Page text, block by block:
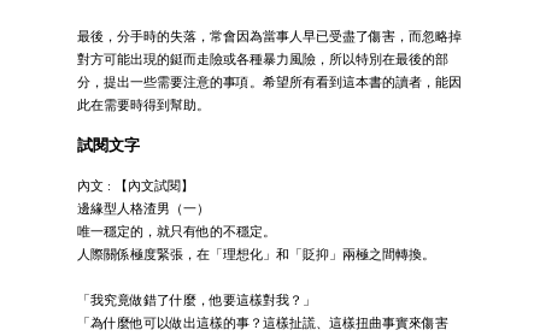
最後，分手時的失落，常會因為當事人早已受盡了傷害，而忽略掉
對方可能出現的鋌而走險或各種暴力風險，所以特別在最後的部
分，提出一些需要注意的事項。希望所有看到這本書的讀者，能因
此在需要時得到幫助。
試閱文字
內文 : 【內文試閱】
邊緣型人格渣男（一）
唯一穩定的，就只有他的不穩定。
人際關係極度緊張，在「理想化」和「貶抑」兩極之間轉換。
「我究竟做錯了什麼，他要這樣對我？」
「為什麼他可以做出這樣的事？這樣扯謊、這樣扭曲事實來傷害